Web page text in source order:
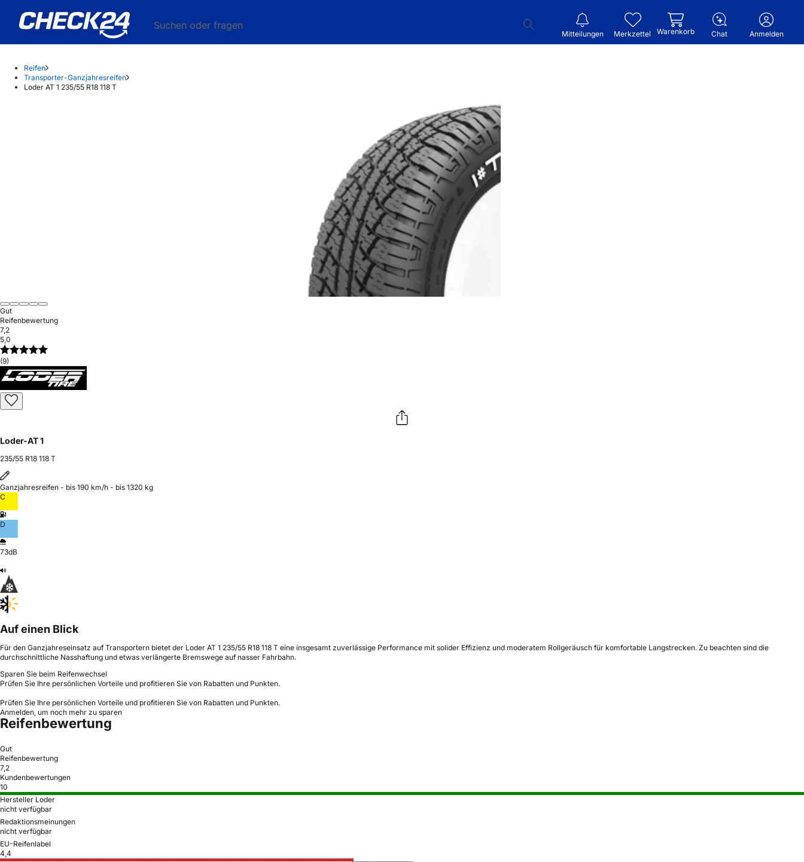
Suchen oder fragen
Mitteilungen Merkzettel Warenkorb Chat Anmelden
Reifen
Transporter-Ganzjahresreifen
Loder AT 1 235/55 R18 118 T
Gut
Reifenbewertung
7,2
5,0
(9)
Loder-AT 1
235/55 R18 118 T
Ganzjahresreifen - bis 190 km/h - bis 1320 kg
C
D
73dB
Auf einen Blick
Für den Ganzjahreseinsatz auf Transportern bietet der Loder AT 1 235/55 R18 118 T eine insgesamt zuverlässige Performance mit solider Effizienz und moderatem Rollgeräusch für komfortable Langstrecken. Zu beachten sind die
durchschnittliche Nasshaftung und etwas verlängerte Bremswege auf nasser Fahrbahn.
Sparen Sie beim Reifenwechsel
Prüfen Sie Ihre persönlichen Vorteile und profitieren Sie von Rabatten und Punkten.
Prüfen Sie Ihre persönlichen Vorteile und profitieren Sie von Rabatten und Punkten.
Anmelden, um noch mehr zu sparen
Reifenbewertung
Gut
Reifenbewertung
7,2
Kundenbewertungen
10
Hersteller Loder
nicht verfügbar
Redaktionsmeinungen
nicht verfügbar
EU-Reifenlabel
4,4